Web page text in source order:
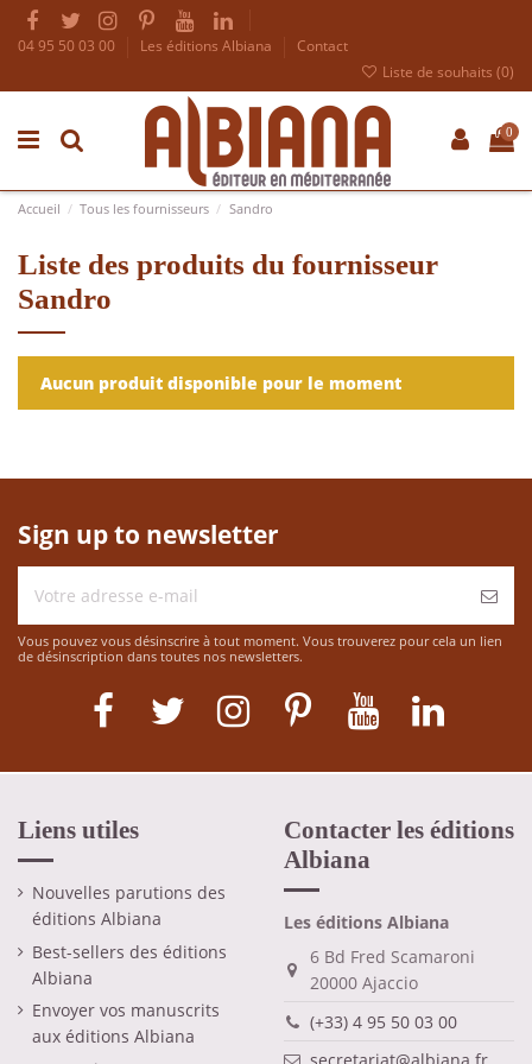
04 95 50 03 00 Les éditions Albiana
Contact
Liste de souhaits (0)
0
Accueil Tous les fournisseurs Sandro
Liste des produits du fournisseur
Sandro
Aucun produit disponible pour le moment
Sign up to newsletter
Vous pouvez vous désinscrire à tout moment. Vous trouverez pour cela un lien
de désinscription dans toutes nos newsletters.
Liens utiles
Nouvelles parutions des
éditions Albiana
Best-sellers des éditions
Albiana
Envoyer vos manuscrits
aux éditions Albiana
Contacter les éditions
Albiana
Les éditions Albiana
6 Bd Fred Scamaroni
20000 Ajaccio
(+33) 4 95 50 03 00